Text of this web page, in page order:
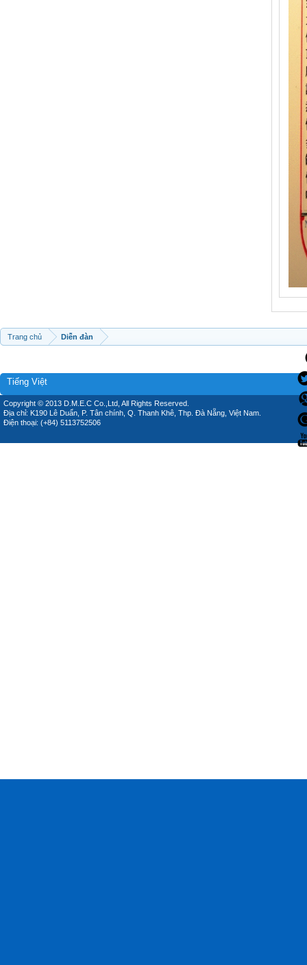
Trang chủ Diễn đàn
Tiếng Việt
Copyright © 2013 D.M.E.C Co.,Ltd, All Rights Reserved.
Địa chỉ: K190 Lê Duẩn, P. Tân chính, Q. Thanh Khê, Thp. Đà Nẵng, Việt Nam.
Điện thoại: (+84) 5113752506